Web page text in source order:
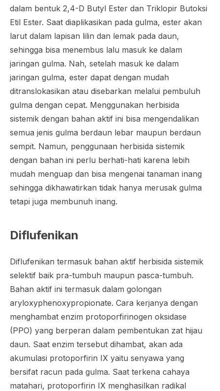
dalam bentuk 2,4-D Butyl Ester dan Triklopir Butoksi
Etil Ester. Saat diaplikasikan pada gulma, ester akan
larut dalam lapisan lilin dan lemak pada daun,
sehingga bisa menembus lalu masuk ke dalam
jaringan gulma. Nah, setelah masuk ke dalam
jaringan gulma, ester dapat dengan mudah
ditranslokasikan atau disebarkan melalui pembuluh
gulma dengan cepat. Menggunakan herbisida
sistemik dengan bahan aktif ini bisa mengendalikan
semua jenis gulma berdaun lebar maupun berdaun
sempit. Namun, penggunaan herbisida sistemik
dengan bahan ini perlu berhati-hati karena lebih
mudah menguap dan bisa mengenai tanaman inang
sehingga dikhawatirkan tidak hanya merusak gulma
tetapi juga membunuh inang.
Diflufenikan
Diflufenikan termasuk bahan aktif herbisida sistemik
selektif baik pra-tumbuh maupun pasca-tumbuh.
Bahan aktif ini termasuk dalam golongan
aryloxyphenoxypropionate. Cara kerjanya dengan
menghambat enzim protoporfirinogen oksidase
(PPO) yang berperan dalam pembentukan zat hijau
daun. Saat enzim tersebut dihambat, akan ada
akumulasi protoporfirin IX yaitu senyawa yang
bersifat racun pada gulma. Saat terkena cahaya
matahari, protoporfirin IX menghasilkan radikal